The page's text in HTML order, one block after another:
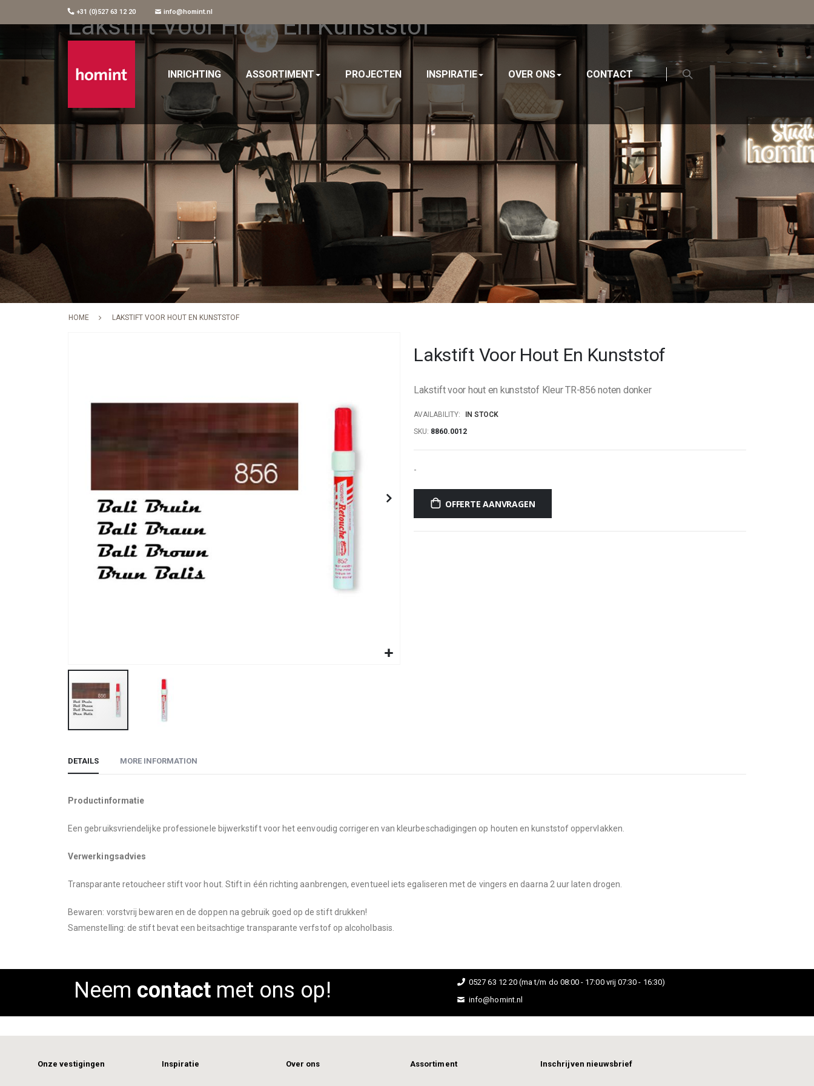
+31 (0)527 63 12 20 info@homint.nl
INRICHTING ASSORTIMENT PROJECTEN INSPIRATIE OVER ONS CONTACT
Lakstift Voor Hout En Kunststof
HOME LAKSTIFT VOOR HOUT EN KUNSTSTOF
the
of
images
Lakstift Voor Hout En Kunststof
Lakstift voor hout en kunststof Kleur TR-856 noten donker
AVAILABILITY:
IN STOCK
SKU 8860.0012
-
OFFERTE AANVRAGEN
DETAILS
Productinformatie
Een gebruiksvriendelijke professionele bijwerkstift voor het eenvoudig corrigeren van kleurbeschadigingen op houten en kunststof oppervlakken.
Verwerkingsadvies
Transparante retoucheer stift voor hout. Stift in één richting aanbrengen, eventueel iets egaliseren met de vingers en daarna 2 uur laten drogen.
Bewaren: vorstvrij bewaren en de doppen na gebruik goed op de stift drukken!
Samenstelling: de stift bevat een beitsachtige transparante verfstof op alcoholbasis.
MORE INFORMATION
Neem contactmet ons op!
0527 63 12 20 (ma t/m do 08:00 - 17:00 vrij 07:30 - 16:30)
info@homint.nl
Onze vestigingen Inspiratie Over ons Assortiment Inschrijven nieuwsbrief